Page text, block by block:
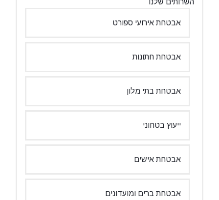
אבטחת אירועי ספורט
אבטחת חתונות
אבטחת בתי מלון
ייעוץ בטחוני
אבטחת אישים
אבטחת ברים ומועדונים